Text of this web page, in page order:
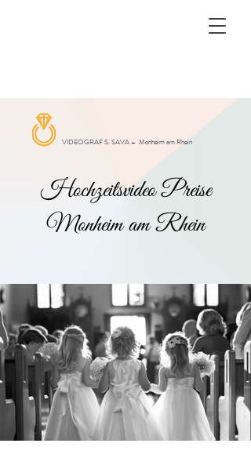
VIDEOGRAF S. SAVA – Monheim am Rhein
Hochzeitsvideo Preise
Monheim am Rhein